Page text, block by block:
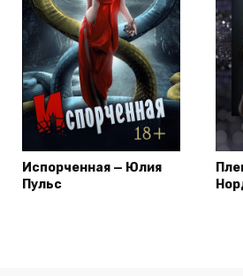
Испорченная — Юлия
Пульс